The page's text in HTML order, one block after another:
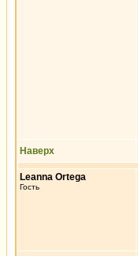
Наверх
Leanna Ortega
Гость